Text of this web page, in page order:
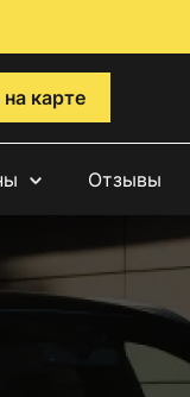
карте
Отзывы